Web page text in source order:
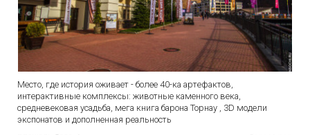
Место, где история оживает - более 40-ка артефактов,
интерактивные комплексы: животные каменного века,
средневековая усадьба, мега книга барона Торнау , 3D модели
экспонатов и дополненная реальность